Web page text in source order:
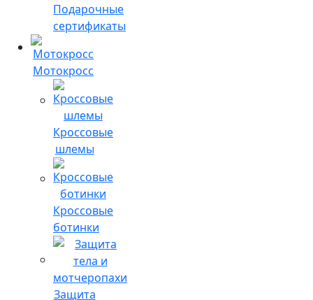
Подарочные
сертификаты
Мотокросс
Кроссовые
шлемы
Кроссовые
ботинки
Защита